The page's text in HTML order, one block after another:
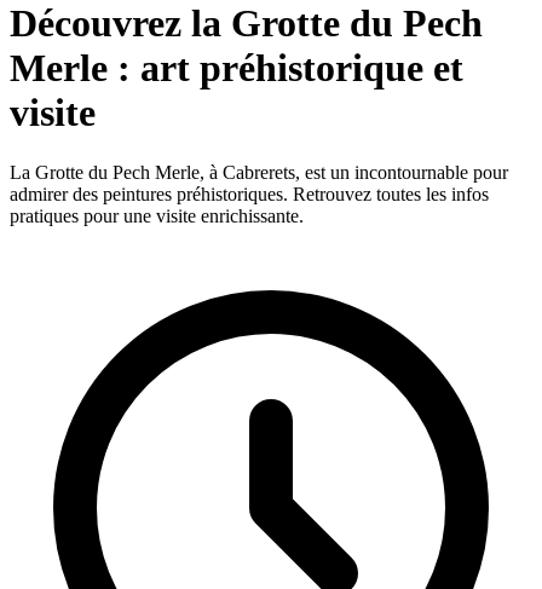
Découvrez la Grotte du Pech
Merle : art préhistorique et
visite
La Grotte du Pech Merle, à Cabrerets, est un incontournable pour
admirer des peintures préhistoriques. Retrouvez toutes les infos
pratiques pour une visite enrichissante.